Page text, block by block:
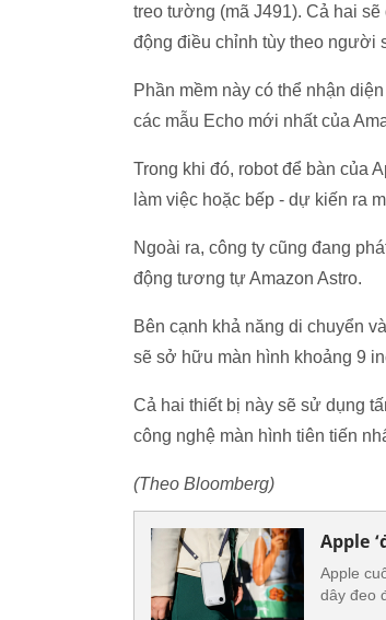
treo tường (mã J491). Cả hai
động điều chỉnh tùy theo người
Phần mềm này có thể nhận
các mẫu Echo mới nhất của
Trong khi đó, robot để bàn của
làm việc hoặc bếp - dự kiến ra
Ngoài ra, công ty cũng đang
động tương tự Amazon Astro.
Bên cạnh khả năng di chuyển
sẽ sở hữu màn hình khoảng 9
Cả hai thiết bị này sẽ sử dụng
công nghệ màn hình tiên tiến
(Theo Bloomberg)
Apple
Apple
dây đeo